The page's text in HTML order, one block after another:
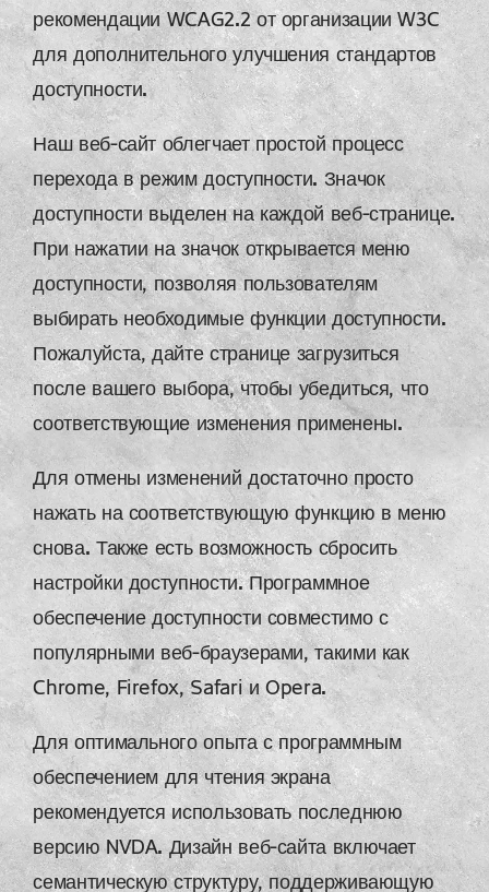
рекомендации WCAG2.2 от организации W3C
для дополнительного улучшения стандартов
доступности.
Наш веб-сайт облегчает простой процесс
перехода в режим доступности. Значок
доступности выделен на каждой веб-странице.
При нажатии на значок открывается меню
доступности, позволяя пользователям
выбирать необходимые функции доступности.
Пожалуйста, дайте странице загрузиться
после вашего выбора, чтобы убедиться, что
соответствующие изменения применены.
Для отмены изменений достаточно просто
нажать на соответствующую функцию в меню
снова. Также есть возможность сбросить
настройки доступности. Программное
обеспечение доступности совместимо с
популярными веб-браузерами, такими как
Chrome, Firefox, Safari и Opera.
Для оптимального опыта с программным
обеспечением для чтения экрана
рекомендуется использовать последнюю
версию NVDA. Дизайн веб-сайта включает
семантическую структуру, поддерживающую